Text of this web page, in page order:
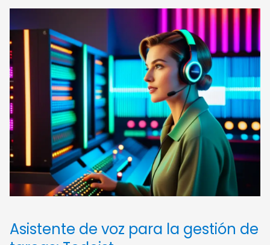
Asistente de voz para la gestión de